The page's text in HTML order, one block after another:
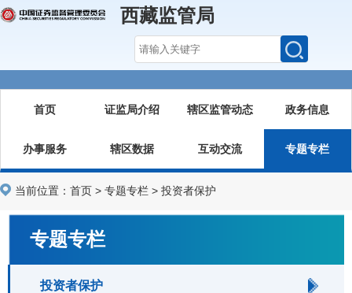
西藏监管局
首页 证监局介绍 辖区监管动态 政务信息
办事服务 辖区数据 互动交流 专题专栏
当前位置： 首页 > 专题专栏 > 投资者保护
专题专栏
投资者保护